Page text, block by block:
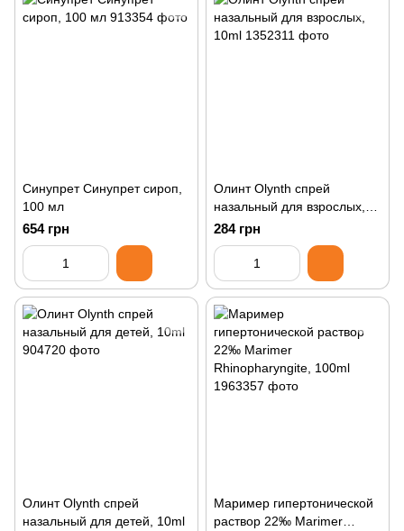
Синупрет Синупрет сироп,
100 мл
654 грн
Олинт Olynth спрей
назальный для взрослых,
10ml
284 грн
Олинт Olynth спрей
назальный для детей, 10ml
Маример гипертонической
раствор 22‰ Marimer